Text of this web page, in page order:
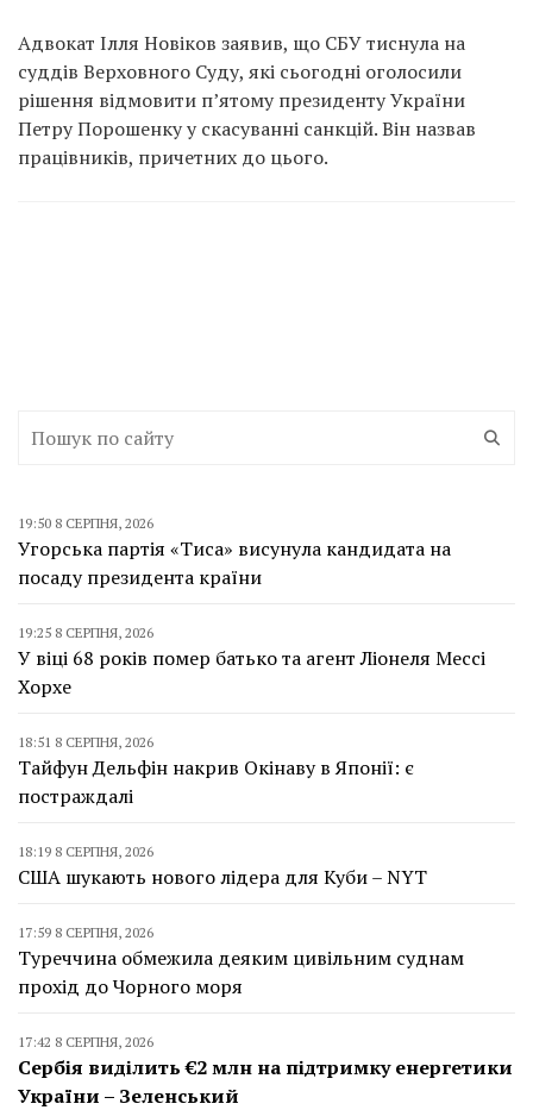
Адвокат Ілля Новіков заявив, що СБУ тиснула на
суддів Верховного Суду, які сьогодні оголосили
рішення відмовити п’ятому президенту України
Петру Порошенку у скасуванні санкцій. Він назвав
працівників, причетних до цього.
19:50 8 СЕРПНЯ, 2026
Угорська партія «Тиса» висунула кандидата на
посаду президента країни
19:25 8 СЕРПНЯ, 2026
У віці 68 років помер батько та агент Ліонеля Мессі
Хорхе
18:51 8 СЕРПНЯ, 2026
Тайфун Дельфін накрив Окінаву в Японії: є
постраждалі
18:19 8 СЕРПНЯ, 2026
США шукають нового лідера для Куби – NYT
17:59 8 СЕРПНЯ, 2026
Туреччина обмежила деяким цивільним суднам
прохід до Чорного моря
17:42 8 СЕРПНЯ, 2026
Сербія виділить €2 млн на підтримку енергетики
України – Зеленський